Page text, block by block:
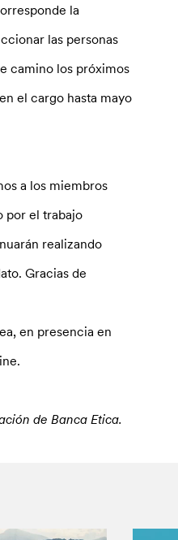
la
las personas
camino los próximos
el cargo hasta mayo
a los miembros
por el trabajo
realizando
Gracias de
en presencia en
de Banca Etica.